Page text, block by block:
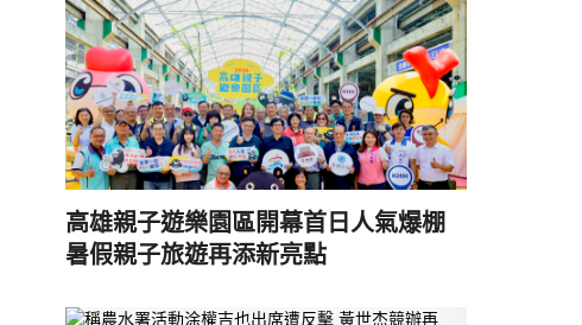
高雄親子遊樂園區開幕首日人氣爆棚
暑假親子旅遊再添新亮點